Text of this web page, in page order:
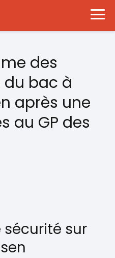
des
bac à
après une
au GP des
sécurité sur